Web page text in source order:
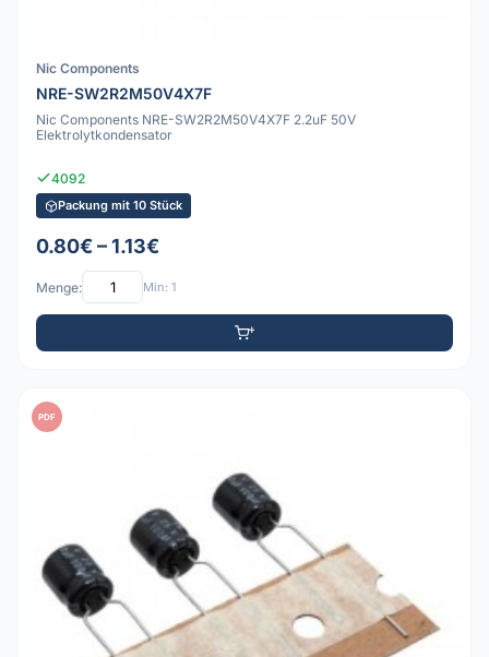
Nic Components
NRE-SW2R2M50V4X7F
Nic Components NRE-SW2R2M50V4X7F 2.2uF 50V
Elektrolytkondensator
4092
Packung mit 10 Stück
0.80€ – 1.13€
Menge: Min: 1
PDF